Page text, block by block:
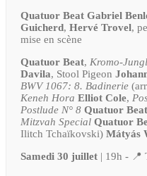
Quatuor Beat Gabriel
Guicherd, Hervé Trovel,
mise en scène
Quatuor Beat, Kromo-
Davila, Stool Pigeon
BWV 1067: 8. Badinerie
Keneh Hora Elliot Cole,
Postlude N° 8 Quatuor Beat
Mitzvah Special Quatuor
Ilitch Tchaïkovski) Mátyás
Samedi 30 juillet | 19h - 📍